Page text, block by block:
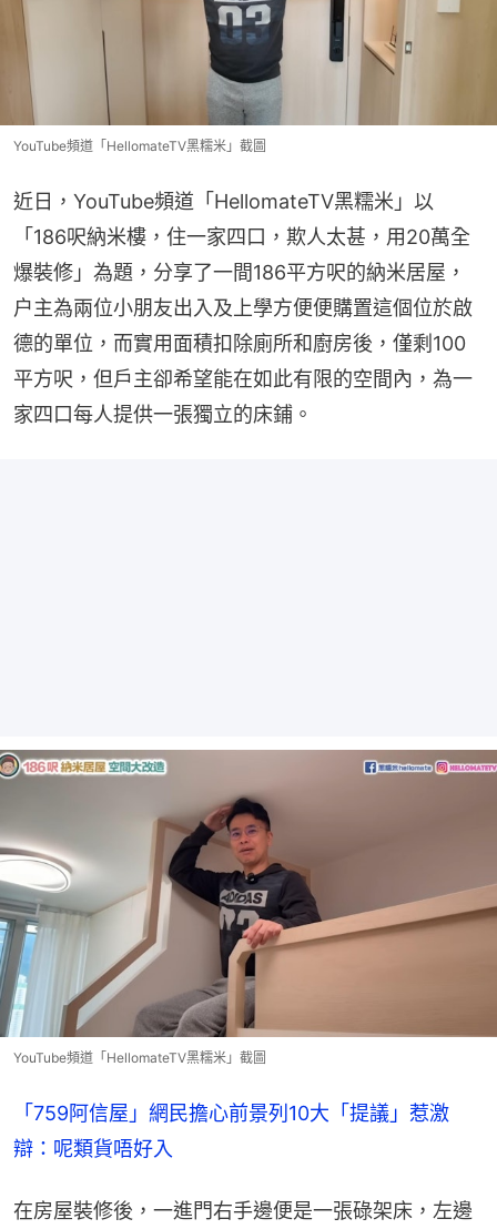
YouTube頻道「HellomateTV黑糯米」截圖
近日，YouTube頻道「HellomateTV黑糯米」以
「186呎納米樓，住一家四口，欺人太甚，用20萬全
爆裝修」為題，分享了一間186平方呎的納米居屋，
户主為兩位小朋友出入及上學方便便購置這個位於啟
德的單位，而實用面積扣除廁所和廚房後，僅剩100
平方呎，但戶主卻希望能在如此有限的空間內，為一
家四口每人提供一張獨立的床鋪。
YouTube頻道「HellomateTV黑糯米」截圖
「759阿信屋」網民擔心前景列10大「提議」惹激
辯：呢類貨唔好入
在房屋裝修後，一進門右手邊便是一張碌架床，左邊